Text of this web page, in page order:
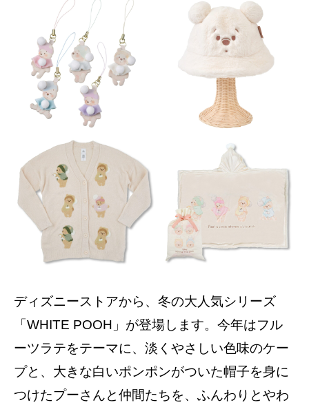
ディズニーストアから、冬の大人気シリーズ
「WHITE POOH」が登場します。今年はフル
ーツラテをテーマに、淡くやさしい色味のケー
プと、大きな白いポンポンがついた帽子を身に
つけたプーさんと仲間たちを、ふんわりとやわ